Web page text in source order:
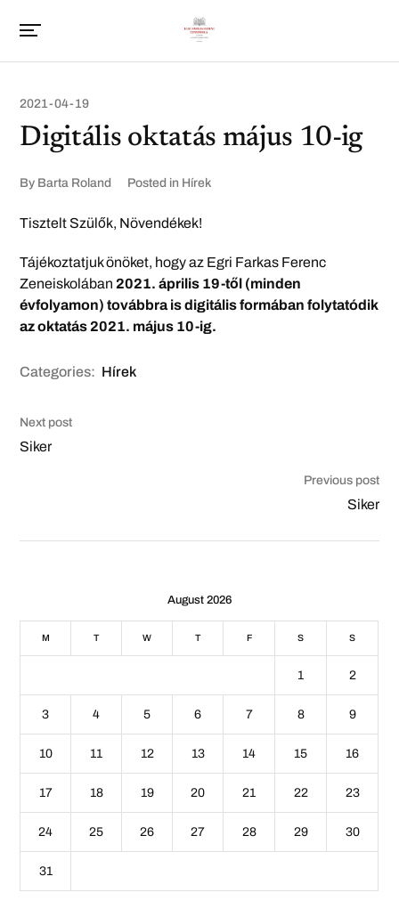
2021-04-19
Digitális oktatás május 10-ig
By Barta Roland Posted in Hírek
Tisztelt Szülők, Növendékek!
Tájékoztatjuk önöket, hogy az Egri Farkas Ferenc
Zeneiskolában 2021. április 19-től (minden
évfolyamon) továbbra is digitális formában folytatódik
az oktatás 2021. május 10-ig.
Categories: Hírek
Next post
Siker
Previous post
Siker
August 2026
M T W T F S S
1 2
3 4 5 6 7 8 9
10 11 12 13 14 15 16
17 18 19 20 21 22 23
24 25 26 27 28 29 30
31